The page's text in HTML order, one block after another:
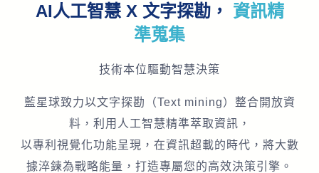
AI人工智慧 X 文字探勘， 資訊精
準蒐集
技術本位驅動智慧決策
藍星球致力以文字探勘（Text mining）整合開放資
料，利用人工智慧精準萃取資訊，
以專利視覺化功能呈現，在資訊超載的時代，將大數
據淬鍊為戰略能量，打造專屬您的高效決策引擎。